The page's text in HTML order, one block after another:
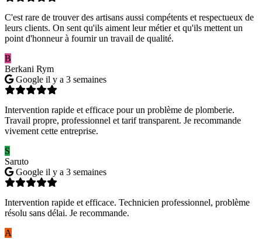
C'est rare de trouver des artisans aussi compétents et respectueux de
leurs clients. On sent qu'ils aiment leur métier et qu'ils mettent un
point d'honneur à fournir un travail de qualité.
B
Berkani Rym
Google il y a 3 semaines
Intervention rapide et efficace pour un problème de plomberie.
Travail propre, professionnel et tarif transparent. Je recommande
vivement cette entreprise.
S
Saruto
Google il y a 3 semaines
Intervention rapide et efficace. Technicien professionnel, problème
résolu sans délai. Je recommande.
A